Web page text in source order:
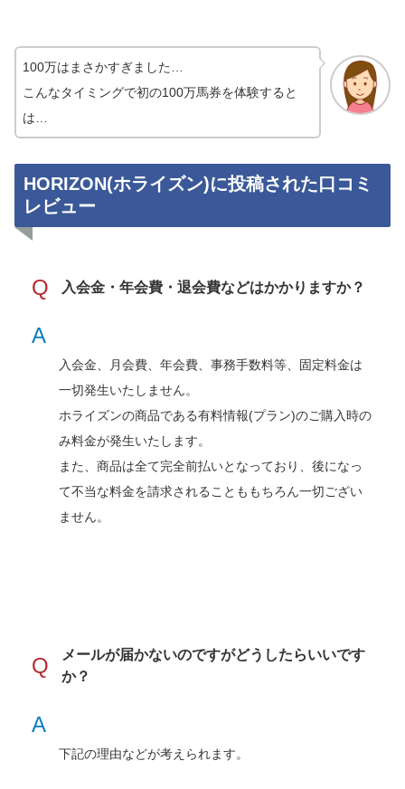
100万はまさかすぎました…
こんなタイミングで初の100万馬券を体験すると
は…
HORIZON(ホライズン)に投稿された口コミ
レビュー
Q 入会金・年会費・退会費などはかかりますか？
A
入会金、月会費、年会費、事務手数料等、固定料金は
一切発生いたしません。
ホライズンの商品である有料情報(プラン)のご購入時の
み料金が発生いたします。
また、商品は全て完全前払いとなっており、後になっ
て不当な料金を請求されることももちろん一切ござい
ません。
Q
メールが届かないのですがどうしたらいいです
か？
A
下記の理由などが考えられます。